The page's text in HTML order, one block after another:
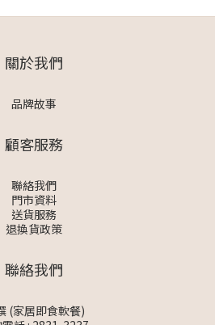
關於我們
品牌故事
顧客服務
聯絡我們
門市資料
送貨服務
退換貨政策
聯絡我們
(家居即食軟餐)